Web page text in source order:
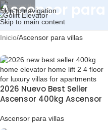
Skip to navigation
Skip to main content
Ascensor para
Inicio Ascensor para villas
2026 Nuevo Best Seller
Ascensor 400kg Ascensor
lujo para apartamentos
Ascensor para villas